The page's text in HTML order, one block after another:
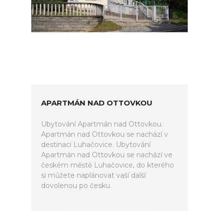
APARTMÁN NAD OTTOVKOU
Ubytování Apartmán nad Ottovkou.
Apartmán nad Ottovkou se nachází v
destinaci Luhačovice. Ubytování
Apartmán nad Ottovkou se nachází ve
českém městě Luhačovice, do kterého
si můžete naplánovat vaší další
dovolenou po česku.